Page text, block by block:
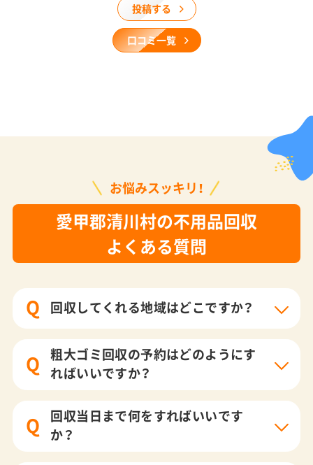
投稿する
口コミ一覧
お悩みスッキリ！
愛甲郡清川村の不用品回収
よくある質問
Q 回収してくれる地域はどこですか？
Q
粗大ゴミ回収の予約はどのようにす
ればいいですか？
Q
回収当日まで何をすればいいです
か？